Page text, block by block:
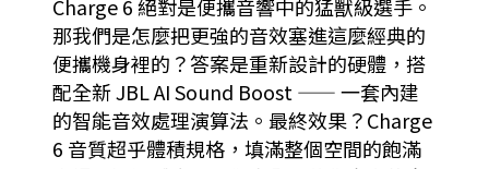
Charge 6 絕對是便攜音響中的猛獸級選手。
那我們是怎麼把更強的音效塞進這麼經典的
便攜機身裡的？答案是重新設計的硬體，搭
配全新 JBL AI Sound Boost —— 一套內建
的智能音效處理演算法。最終效果？Charge
6 音質超乎體積規格，填滿整個空間的飽滿